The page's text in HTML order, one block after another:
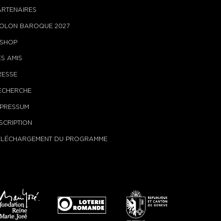
BAROQUE 2027
AMIS
DU PROGRAMME